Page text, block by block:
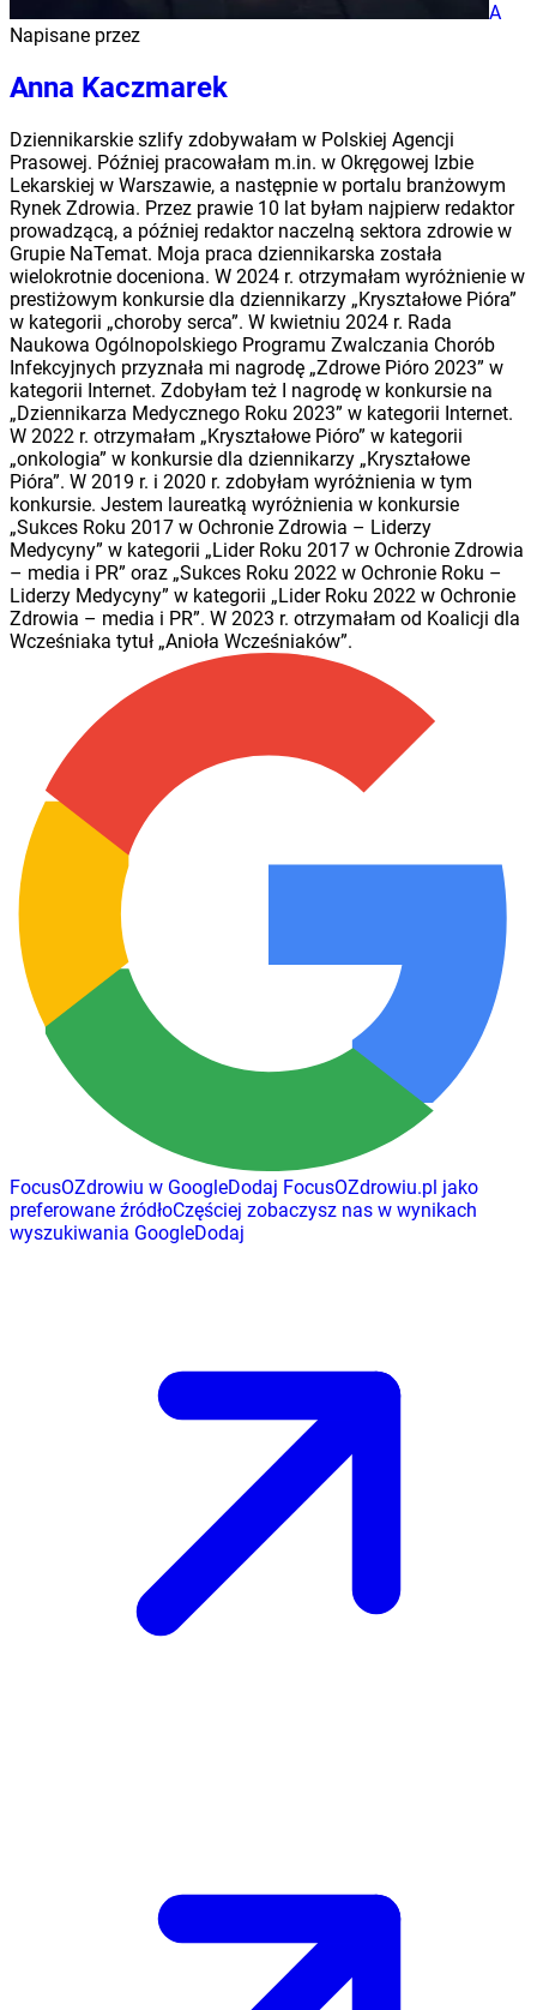
A
Napisane przez
Anna Kaczmarek
Dziennikarskie szlify zdobywałam w Polskiej Agencji
Prasowej. Później pracowałam m.in. w Okręgowej Izbie
Lekarskiej w Warszawie, a następnie w portalu branżowym
Rynek Zdrowia. Przez prawie 10 lat byłam najpierw redaktor
prowadzącą, a później redaktor naczelną sektora zdrowie w
Grupie NaTemat. Moja praca dziennikarska została
wielokrotnie doceniona. W 2024 r. otrzymałam wyróżnienie w
prestiżowym konkursie dla dziennikarzy „Kryształowe Pióra”
w kategorii „choroby serca”. W kwietniu 2024 r. Rada
Naukowa Ogólnopolskiego Programu Zwalczania Chorób
Infekcyjnych przyznała mi nagrodę „Zdrowe Pióro 2023” w
kategorii Internet. Zdobyłam też I nagrodę w konkursie na
„Dziennikarza Medycznego Roku 2023” w kategorii Internet.
W 2022 r. otrzymałam „Kryształowe Pióro” w kategorii
„onkologia” w konkursie dla dziennikarzy „Kryształowe
Pióra”. W 2019 r. i 2020 r. zdobyłam wyróżnienia w tym
konkursie. Jestem laureatką wyróżnienia w konkursie
„Sukces Roku 2017 w Ochronie Zdrowia – Liderzy
Medycyny” w kategorii „Lider Roku 2017 w Ochronie Zdrowia
– media i PR” oraz „Sukces Roku 2022 w Ochronie Roku –
Liderzy Medycyny” w kategorii „Lider Roku 2022 w Ochronie
Zdrowia – media i PR”. W 2023 r. otrzymałam od Koalicji dla
Wcześniaka tytuł „Anioła Wcześniaków”.
FocusOZdrowiu w GoogleDodaj FocusOZdrowiu.pl jako
preferowane źródłoCzęściej zobaczysz nas w wynikach
wyszukiwania GoogleDodaj